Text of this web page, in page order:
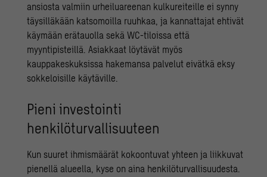
ansiosta valmiin urheiluareenan kulkureiteille ei synny
täysilläkään katsomoilla ruuhkaa, ja kannattajat ehtivät
käymään erätauolla sekä WC-tiloissa että
myyntipisteillä. Asiakkaat löytävät myös
kauppakeskuksissa hakemansa palvelut eivätkä eksy
sokkeloisille käytäville.
Pieni investointi
henkilöturvallisuuteen
Kun suuret ihmismäärät kokoontuvat yhteen ja liikkuvat
pienellä alueella, kyse on aina henkilöturvallisuudesta.